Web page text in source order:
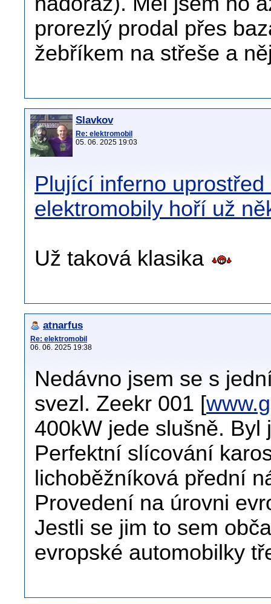
prorezlý prodal přes
žebříkem na střeše a
Slavkov
Re: elektromobil
05. 06. 2025 19:03
Plující inferno
elektromobily hoří už
Už taková klasika
atnarfus
Re: elektromobil
06. 06. 2025 19:38
Nedávno jsem se s
svezl. Zeekr 001 [
400kW jede slušně.
Perfektní slícování
lichoběžníková přední
Provedení na úrovni
Jestli se jim to sem
evropské automobilky